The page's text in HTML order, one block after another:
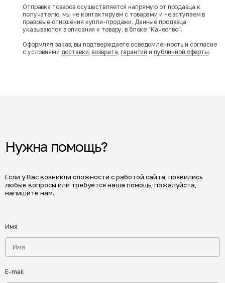
Отправка товаров осуществляется напрямую от продавца к
получателю, мы не контактируем с товарами и не вступаем в
правовые отношения купли-продажи. Данные продавца
указываются в описании к товару, в блоке "Качество".
Оформляя заказ, вы подтверждаете осведомленность и согласие
с условиями доставки,возврата,гарантий и публичной оферты.
Нужна помощь?
Если у Вас возникли сложности с работой сайта, появились
любые вопросы или требуется наша помощь, пожалуйста,
напишите нам.
Имя
E-mail